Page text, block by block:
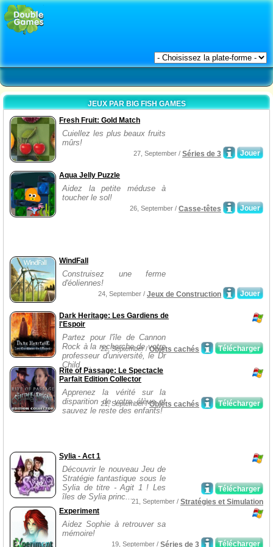
JEUX PAR BIG FISH GAMES
Fresh Fruit: Gold Match
Cuiellez les plus beaux fruits
mûrs!
Jouer
27, September / Séries de 3
Aqua Jelly Puzzle
Aidez la petite méduse à
toucher le sol!
Jouer
26, September / Casse-têtes
WindFall
Construisez une ferme
d'éoliennes!
Jouer
24, September / Jeux de Construction
Dark Heritage: Les Gardiens de
l'Espoir
Partez pour l'île de Cannon
Rock à la recherche de votre
professeur d'université, le Dr
Child, ...
Télécharger
22, September /Objets cachés
Rite of Passage: Le Spectacle
Parfait Edition Collector
Apprenez la vérité sur la
disparition de votre élève et
sauvez le reste des enfants!
Télécharger
21, September /Objets cachés
Sylia - Act 1
Découvrir le nouveau Jeu de
Stratégie fantastique sous le
Sylia de titre - Agit 1 ! Les
îles de Sylia princ...
Télécharger
21, September / Stratégies et Simulation
Experiment
Aidez Sophie à retrouver sa
mémoire!
Télécharger
19, September / Séries de 3